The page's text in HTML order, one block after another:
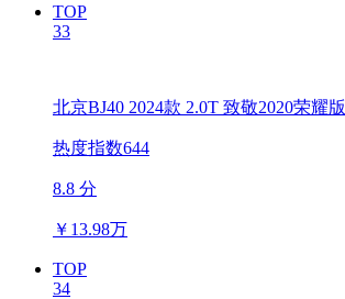
TOP
33
北京BJ40 2024款 2.0T 致敬2020荣耀版
热度指数644
8.8 分
￥ 13.98万
TOP
34